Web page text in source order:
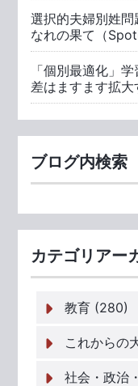
選択的夫婦別姓
なれの果て（
「個別最適化」
差はますます拡大
ブログ内検索
カテゴリアー
教育 (280)
これからの
社会・政治